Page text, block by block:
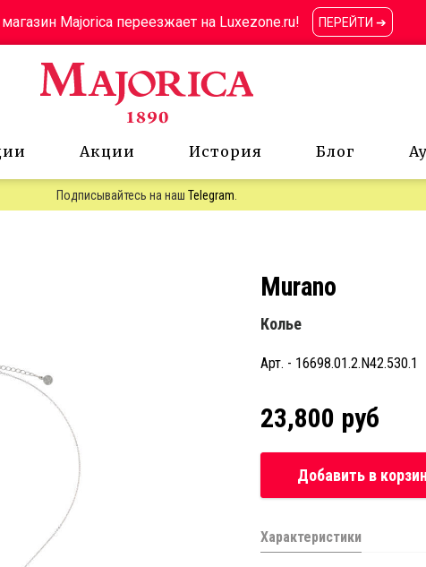
Majorica переезжает на Luxezone.ru! ПЕРЕЙТИ ➔
Акции История Блог
Подписывайтесь на наш Telegram
Murano
Колье
Арт. - 16698.01.2.N42.530.1
23,800 руб
Добавить в
Характеристики